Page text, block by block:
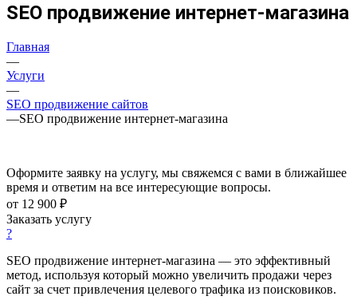
SEO продвижение интернет-магазина
Главная
—
Услуги
—
SEO продвижение сайтов
—SEO продвижение интернет-магазина
Оформите заявку на услугу, мы свяжемся с вами в ближайшее
время и ответим на все интересующие вопросы.
от 12 900 ₽
Заказать услугу
?
SEO продвижение интернет-магазина — это эффективный
метод, используя который можно увеличить продажи через
сайт за счет привлечения целевого трафика из поисковиков.